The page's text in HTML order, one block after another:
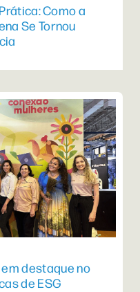
Como a
Se Tornou
destaque no
de ESG